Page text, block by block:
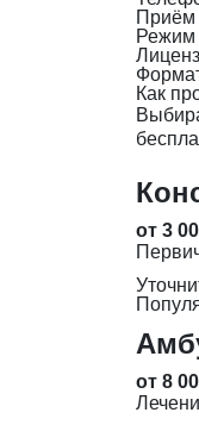
Приём
Режим
Как
от 3
от 8